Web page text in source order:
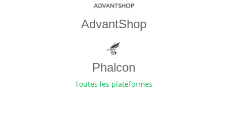
AdvantShop
Phalcon
Toutes les plateformes